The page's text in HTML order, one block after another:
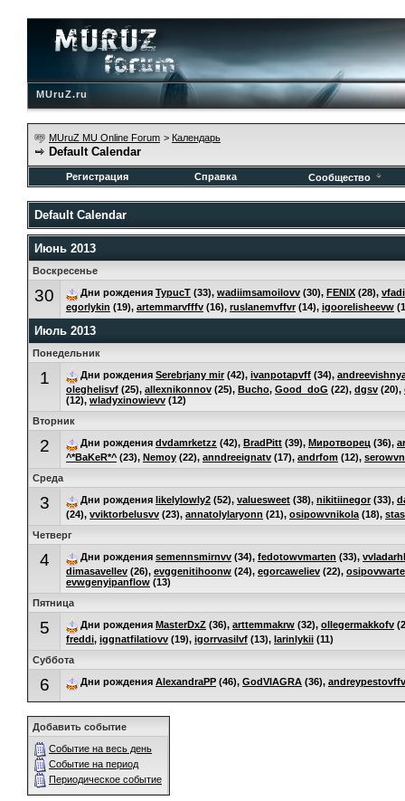
MUruZ.ru
MUruZ MU Online Forum > Календарь
Default Calendar
Регистрация Справка Сообщество
Default Calendar
Июнь 2013
Воскресенье
30 Дни рождения TypucT (33), wadiimsamoilovv (30), FENIX (28),
egorlykin (19), artemmarvfffv (16), ruslanemvffvr(14), igoorelisheevw
Июль 2013
Понедельник
1 Дни рождения Serebrjany mir(42), ivanpotapvff (34),
oleghelisvf (25), allexnikonnov (25), Bucho, Good_doG (22), dgsv (20),
(12), wladyxinowievv (12)
Вторник
2 Дни рождения dvdamrketzz (42), BradPitt (39), Миротворец (36),
^*BaKeR*^ (23), Nemoy (22), anndreeignatv (17), andrfom (12),
Среда
3 Дни рождения likelylowly2 (52), valuesweet (38), nikitiinegor(33),
(24), vviktorbelusvv (23), annatolylaryonn (21), osipowvnikola (18),
Четверг
4 Дни рождения semennsmirnvv (34), fedotowvmarten (33),
dimasavellev (26), evggenitihoonw (24), egorcaweliev (22),
evwgenyipanflow (13)
Пятница
5 Дни рождения MasterDxZ (36), arttemmakrw (32), ollegermakkofv
freddi, iggnatfilatiovv (19), igorrvasilvf (13), larinlykii (11)
Суббота
6 Дни рождения AlexandraPP (46), GodVIAGRA (36), andreypestovffv
Добавить событие
Событие на весь день
Событие на период
Периодическое событие